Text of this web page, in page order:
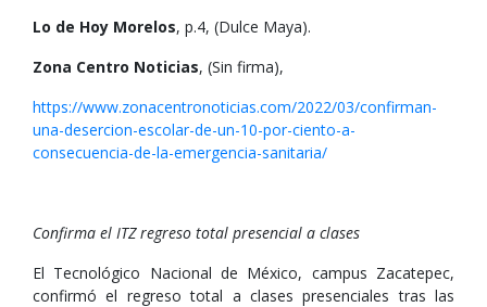
Lo de Hoy Morelos, p.4, (Dulce Maya).
Zona Centro Noticias, (Sin firma),
https://www.zonacentronoticias.com/2022/03/confirman-
una-desercion-escolar-de-un-10-por-ciento-a-
consecuencia-de-la-emergencia-sanitaria/
Confirma el ITZ regreso total presencial a clases
El Tecnológico Nacional de México, campus Zacatepec,
confirmó el regreso total a clases presenciales tras las